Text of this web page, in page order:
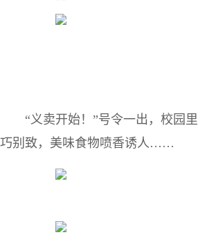
“义卖开始！”号令一出，校园
巧别致，美味食物喷香诱人……